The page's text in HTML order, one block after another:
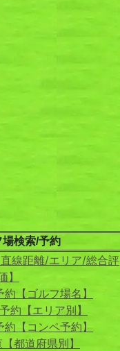
場検索/予約
線距離/エリア/総合評
】
【ゴルフ場名】
約【エリア別】
【コンペ予約】
都道府県別】